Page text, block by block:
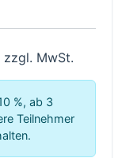
MwSt.
%, ab 3
Teilnehmer